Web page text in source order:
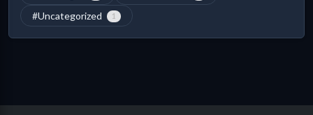
#Uncategorized 1